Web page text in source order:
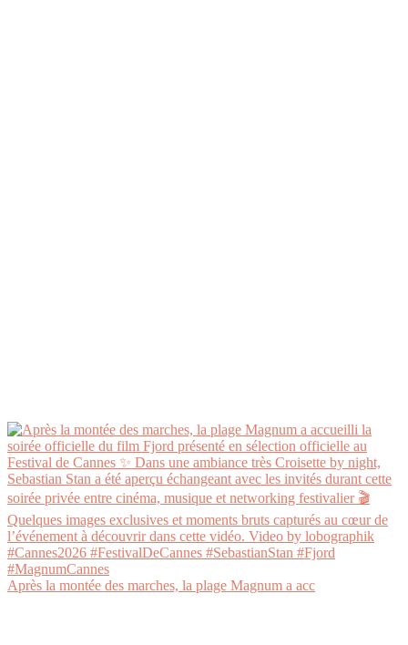
Après la montée des marches, la plage Magnum a acc